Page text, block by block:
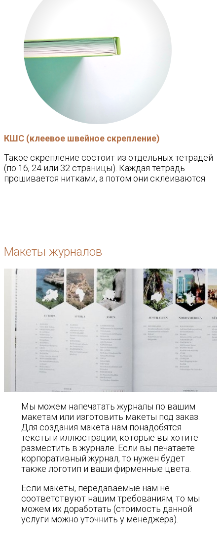
КШС (клеевое швейное скрепление)
Такое скрепление состоит из отдельных тетрадей
(по 16, 24 или 32 страницы). Каждая тетрадь
прошивается нитками, а потом они склеиваются
Макеты журналов
Мы можем напечатать журналы по вашим
макетам или изготовить макеты под заказ.
Для создания макета нам понадобятся
тексты и иллюстрации, которые вы хотите
разместить в журнале. Если вы печатаете
корпоративный журнал, то нужен будет
также логотип и ваши фирменные цвета.
Если макеты, передаваемые нам не
соответствуют нашим требованиям, то мы
можем их доработать (стоимость данной
услуги можно уточнить у менеджера).